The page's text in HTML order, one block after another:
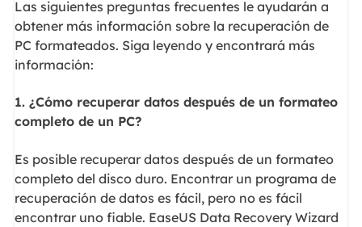
Las siguientes preguntas frecuentes le ayudarán a
obtener más información sobre la recuperación de
PC formateados. Siga leyendo y encontrará más
información:
1. ¿Cómo recuperar datos después de un formateo
completo de un PC?
Es posible recuperar datos después de un formateo
completo del disco duro. Encontrar un programa de
recuperación de datos es fácil, pero no es fácil
encontrar uno fiable. EaseUS Data Recovery Wizard